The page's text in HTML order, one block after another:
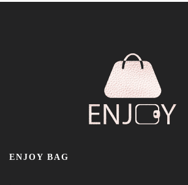
ENJOY BAG